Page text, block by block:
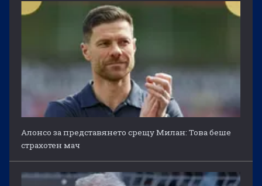
Алонсо за представянето срещу Милан: Това беше
страхотен мач